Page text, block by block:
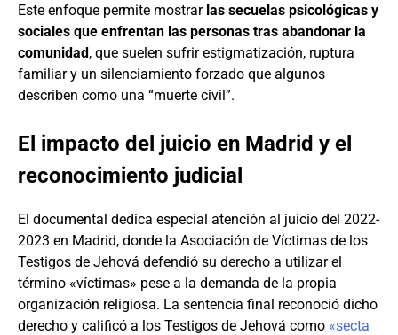
Este enfoque permite mostrar las secuelas psicológicas y
sociales que enfrentan las personas tras abandonar la
comunidad, que suelen sufrir estigmatización, ruptura
familiar y un silenciamiento forzado que algunos
describen como una “muerte civil”.
El impacto del juicio en Madrid y el
reconocimiento judicial
El documental dedica especial atención al juicio del 2022-
2023 en Madrid, donde la Asociación de Víctimas de los
Testigos de Jehová defendió su derecho a utilizar el
término «víctimas» pese a la demanda de la propia
organización religiosa. La sentencia final reconoció dicho
derecho y calificó a los Testigos de Jehová como «secta